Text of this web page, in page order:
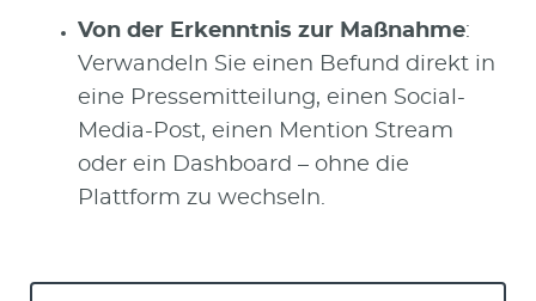
Von der Erkenntnis zur Maßnahme:
Verwandeln Sie einen Befund direkt in
eine Pressemitteilung, einen Social-
Media-Post, einen Mention Stream
oder ein Dashboard – ohne die
Plattform zu wechseln.